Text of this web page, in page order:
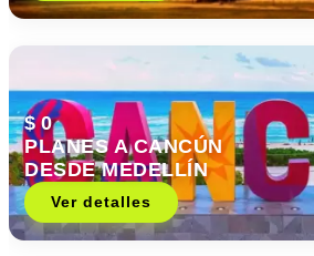
$ 0
PLANES A CANCÚN
DESDE MEDELLÍN
Ver detalles